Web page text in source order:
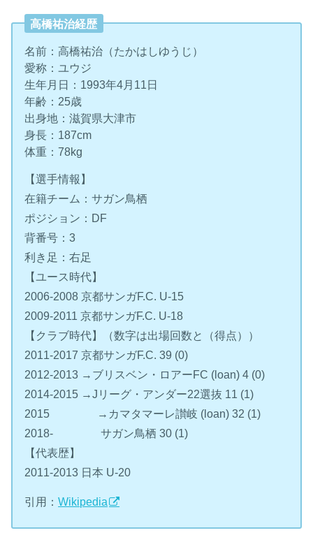
高橋祐治経歴
名前：高橋祐治（たかはしゆうじ）
愛称：ユウジ
生年月日：1993年4月11日
年齢：25歳
出身地：滋賀県大津市
身長：187cm
体重：78kg
【選手情報】
在籍チーム：サガン鳥栖
ポジション：DF
背番号：3
利き足：右足
【ユース時代】
2006-2008 京都サンガF.C. U-15
2009-2011 京都サンガF.C. U-18
【クラブ時代】（数字は出場回数と（得点））
2011-2017 京都サンガF.C. 39 (0)
2012-2013 →ブリスベン・ロアーFC (loan) 4 (0)
2014-2015 →Jリーグ・アンダー22選抜 11 (1)
2015 →カマタマーレ讃岐 (loan) 32 (1)
2018- サガン鳥栖 30 (1)
【代表歴】
2011-2013 日本 U-20
引用：Wikipedia